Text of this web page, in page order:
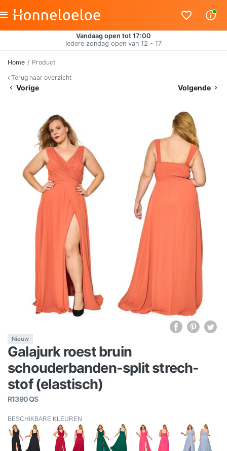
Vandaag open tot 17:00
Iedere zondag open van 12 - 17
Home
Product
Terug naar overzicht
Vorige Volgende
Nieuw
Galajurk roest bruin
schouderbanden-split strech-
stof (elastisch)
R1390 QS
BESCHIKBARE KLEUREN